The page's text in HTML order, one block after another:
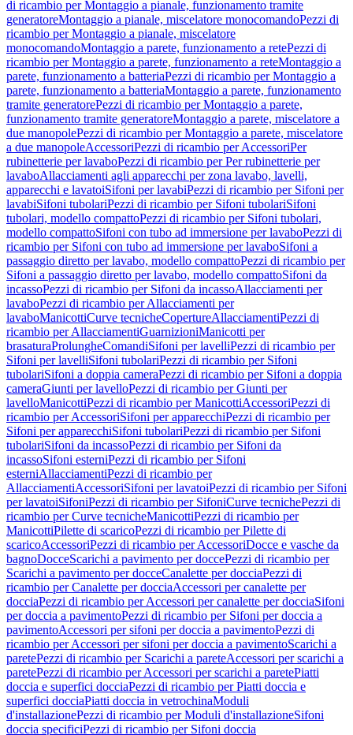
di ricambio per Montaggio a pianale, funzionamento tramite
generatoreMontaggio a pianale, miscelatore monocomandoPezzi di
ricambio per Montaggio a pianale, miscelatore
monocomandoMontaggio a parete, funzionamento a retePezzi di
ricambio per Montaggio a parete, funzionamento a reteMontaggio a
parete, funzionamento a batteriaPezzi di ricambio per Montaggio a
parete, funzionamento a batteriaMontaggio a parete, funzionamento
tramite generatorePezzi di ricambio per Montaggio a parete,
funzionamento tramite generatoreMontaggio a parete, miscelatore a
due manopolePezzi di ricambio per Montaggio a parete, miscelatore
a due manopoleAccessoriPezzi di ricambio per AccessoriPer
rubinetterie per lavaboPezzi di ricambio per Per rubinetterie per
lavaboAllacciamenti agli apparecchi per zona lavabo, lavelli,
apparecchi e lavatoiSifoni per lavabiPezzi di ricambio per Sifoni per
lavabiSifoni tubolariPezzi di ricambio per Sifoni tubolariSifoni
tubolari, modello compattoPezzi di ricambio per Sifoni tubolari,
modello compattoSifoni con tubo ad immersione per lavaboPezzi di
ricambio per Sifoni con tubo ad immersione per lavaboSifoni a
passaggio diretto per lavabo, modello compattoPezzi di ricambio per
Sifoni a passaggio diretto per lavabo, modello compattoSifoni da
incassoPezzi di ricambio per Sifoni da incassoAllacciamenti per
lavaboPezzi di ricambio per Allacciamenti per
lavaboManicottiCurve tecnicheCopertureAllacciamentiPezzi di
ricambio per AllacciamentiGuarnizioniManicotti per
brasaturaProlungheComandiSifoni per lavelliPezzi di ricambio per
Sifoni per lavelliSifoni tubolariPezzi di ricambio per Sifoni
tubolariSifoni a doppia cameraPezzi di ricambio per Sifoni a doppia
cameraGiunti per lavelloPezzi di ricambio per Giunti per
lavelloManicottiPezzi di ricambio per ManicottiAccessoriPezzi di
ricambio per AccessoriSifoni per apparecchiPezzi di ricambio per
Sifoni per apparecchiSifoni tubolariPezzi di ricambio per Sifoni
tubolariSifoni da incassoPezzi di ricambio per Sifoni da
incassoSifoni esterniPezzi di ricambio per Sifoni
esterniAllacciamentiPezzi di ricambio per
AllacciamentiAccessoriSifoni per lavatoiPezzi di ricambio per Sifoni
per lavatoiSifoniPezzi di ricambio per SifoniCurve tecnichePezzi di
ricambio per Curve tecnicheManicottiPezzi di ricambio per
ManicottiPilette di scaricoPezzi di ricambio per Pilette di
scaricoAccessoriPezzi di ricambio per AccessoriDocce e vasche da
bagnoDocceScarichi a pavimento per doccePezzi di ricambio per
Scarichi a pavimento per docceCanalette per docciaPezzi di
ricambio per Canalette per docciaAccessori per canalette per
docciaPezzi di ricambio per Accessori per canalette per docciaSifoni
per doccia a pavimentoPezzi di ricambio per Sifoni per doccia a
pavimentoAccessori per sifoni per doccia a pavimentoPezzi di
ricambio per Accessori per sifoni per doccia a pavimentoScarichi a
paretePezzi di ricambio per Scarichi a pareteAccessori per scarichi a
paretePezzi di ricambio per Accessori per scarichi a paretePiatti
doccia e superfici docciaPezzi di ricambio per Piatti doccia e
superfici docciaPiatti doccia in vetrochinaModuli
d'installazionePezzi di ricambio per Moduli d'installazioneSifoni
doccia specificiPezzi di ricambio per Sifoni doccia